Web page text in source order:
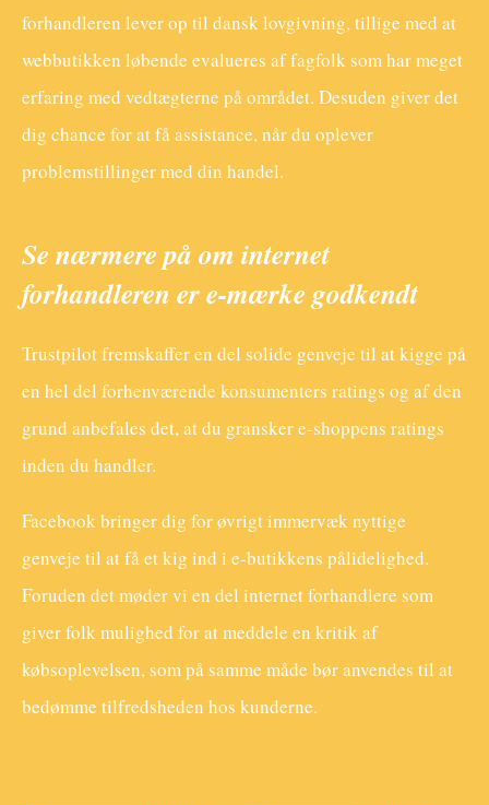
forhandleren lever op til dansk lovgivning, tillige med at
webbutikken løbende evalueres af fagfolk som har meget
erfaring med vedtægterne på området. Desuden giver det
dig chance for at få assistance, når du oplever
problemstillinger med din handel.
Se nærmere på om internet
forhandleren er e-mærke godkendt
Trustpilot fremskaffer en del solide genveje til at kigge på
en hel del forhenværende konsumenters ratings og af den
grund anbefales det, at du gransker e-shoppens ratings
inden du handler.
Facebook bringer dig for øvrigt immervæk nyttige
genveje til at få et kig ind i e-butikkens pålidelighed.
Foruden det møder vi en del internet forhandlere som
giver folk mulighed for at meddele en kritik af
købsoplevelsen, som på samme måde bør anvendes til at
bedømme tilfredsheden hos kunderne.